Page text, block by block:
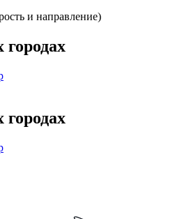
и направление)
городах
городах